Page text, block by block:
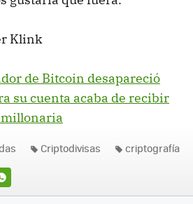
Klink
de Bitcoin desapareció
su cuenta acaba de recibir
Criptodivisas criptografía